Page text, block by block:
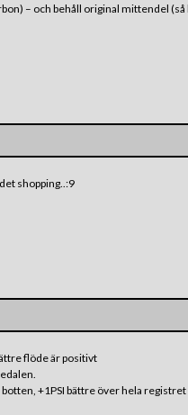
– och behåll original mittendel (så
shopping..:9
flöde är positivt
+1PSI bättre över hela